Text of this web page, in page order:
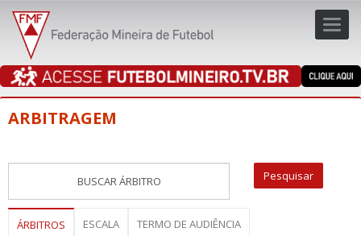
ARBITRAGEM
ÁRBITROS ESCALA TERMO DE AUDIÊNCIA